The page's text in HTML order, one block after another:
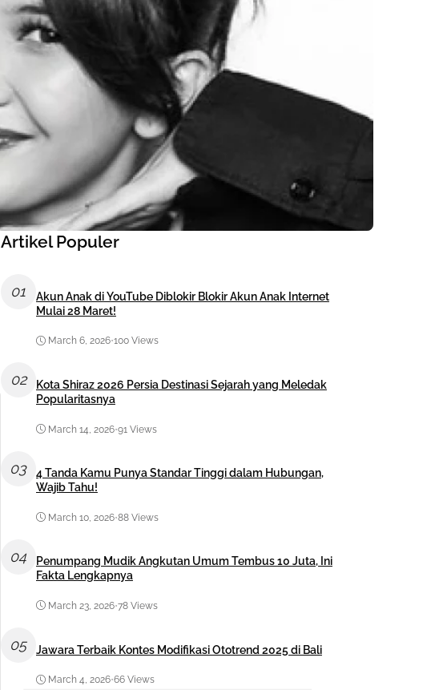
Artikel Populer
01
Akun Anak di YouTube Diblokir Blokir Akun Anak Internet
Mulai 28 Maret!
March 6, 2026•100 Views
02
Kota Shiraz 2026 Persia Destinasi Sejarah yang Meledak
Popularitasnya
March 14, 2026•91 Views
03
4 Tanda Kamu Punya Standar Tinggi dalam Hubungan,
Wajib Tahu!
March 10, 2026•88 Views
04
Penumpang Mudik Angkutan Umum Tembus 10 Juta, Ini
Fakta Lengkapnya
March 23, 2026•78 Views
05 Jawara Terbaik Kontes Modifikasi Ototrend 2025 di Bali
March 4, 2026•66 Views